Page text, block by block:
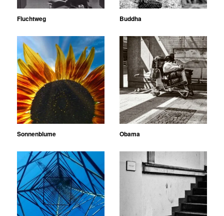
Fluchtweg Buddha
Sonnenblume Obama